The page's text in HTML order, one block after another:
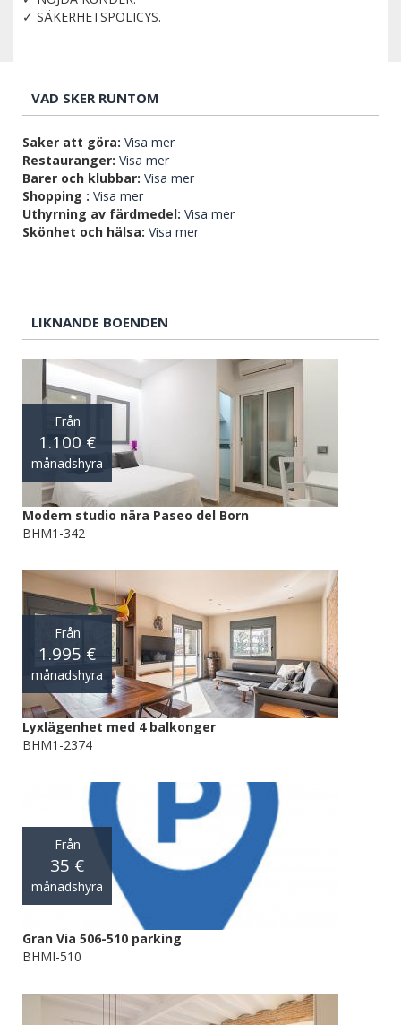
✓ SÄKERHETSPOLICYS.
VAD SKER RUNTOM
Saker att göra: Visa mer
Restauranger: Visa mer
Barer och klubbar: Visa mer
Shopping : Visa mer
Uthyrning av färdmedel: Visa mer
Skönhet och hälsa: Visa mer
LIKNANDE BOENDEN
Från
1.100 €
månadshyra
Modern studio nära Paseo del Born
BHM1-342
Från
1.995 €
månadshyra
Lyxlägenhet med 4 balkonger
BHM1-2374
Från
35 €
månadshyra
Gran Via 506-510 parking
BHMI-510